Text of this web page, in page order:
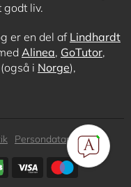
godt liv.
er en del af Lindhardt
Alinea, GoTutor,
i Norge),
Persondatapolitik